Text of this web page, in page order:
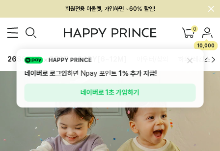
회원전용 아울렛, 가입하면 ~60% 할인!
멤버십 최대 28,000원 혜택 0
10,000
26SS 신상 BEST BABY[6~12M] 하의/레깅스
HAPPY PRINCE
네이버로 로그인하면 Npay 포인트1%추가 지급!
네이버로 1초 가입하기